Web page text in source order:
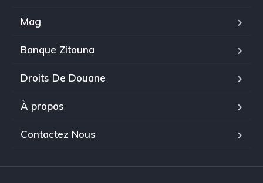
Mag
Banque Zitouna
Droits De Douane
À propos
Contactez Nous